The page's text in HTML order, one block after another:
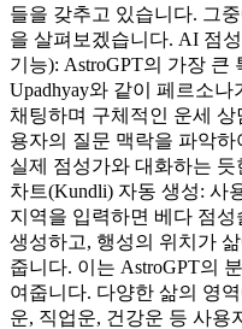
들을 갖추고 있습니다. 그
을 살펴보겠습니다. AI 점
기능): AstroGPT의 가장 큰
Upadhyay와 같이 페르소
채팅하며 구체적인 운세
용자의 질문 맥락을 파악하
실제 점성가와 대화하는
차트(Kundli) 자동 생성: 사
지역을 입력하면 베다 점성
생성하고, 행성의 위치가
줍니다. 이는 AstroGPT의
여줍니다. 다양한 삶의 영
운, 직업운, 건강운 등 사용